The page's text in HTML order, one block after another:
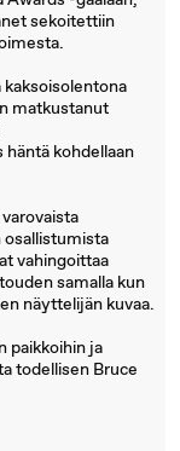
sekoitettiin
kaksoisolentona
matkustanut
kohdellaan
osallistumista
vahingoittaa
samalla kun
näyttelijän kuvaa.
paikkoihin ja
todellisen Bruce